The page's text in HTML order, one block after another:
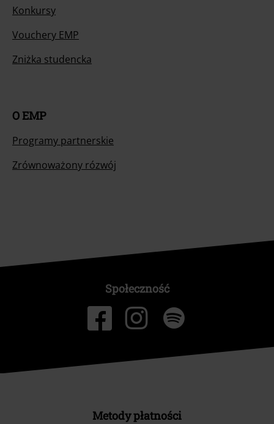
Konkursy
Vouchery EMP
Zniżka studencka
O EMP
Programy partnerskie
Zrównoważony rózwój
Społeczność
Metody płatności